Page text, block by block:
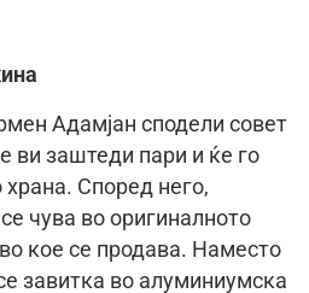
Адамјан сподели совет
ви заштеди пари и ќе го
Според него,
чува во оригиналното
кое се продава. Наместо
завитка во алуминиумска